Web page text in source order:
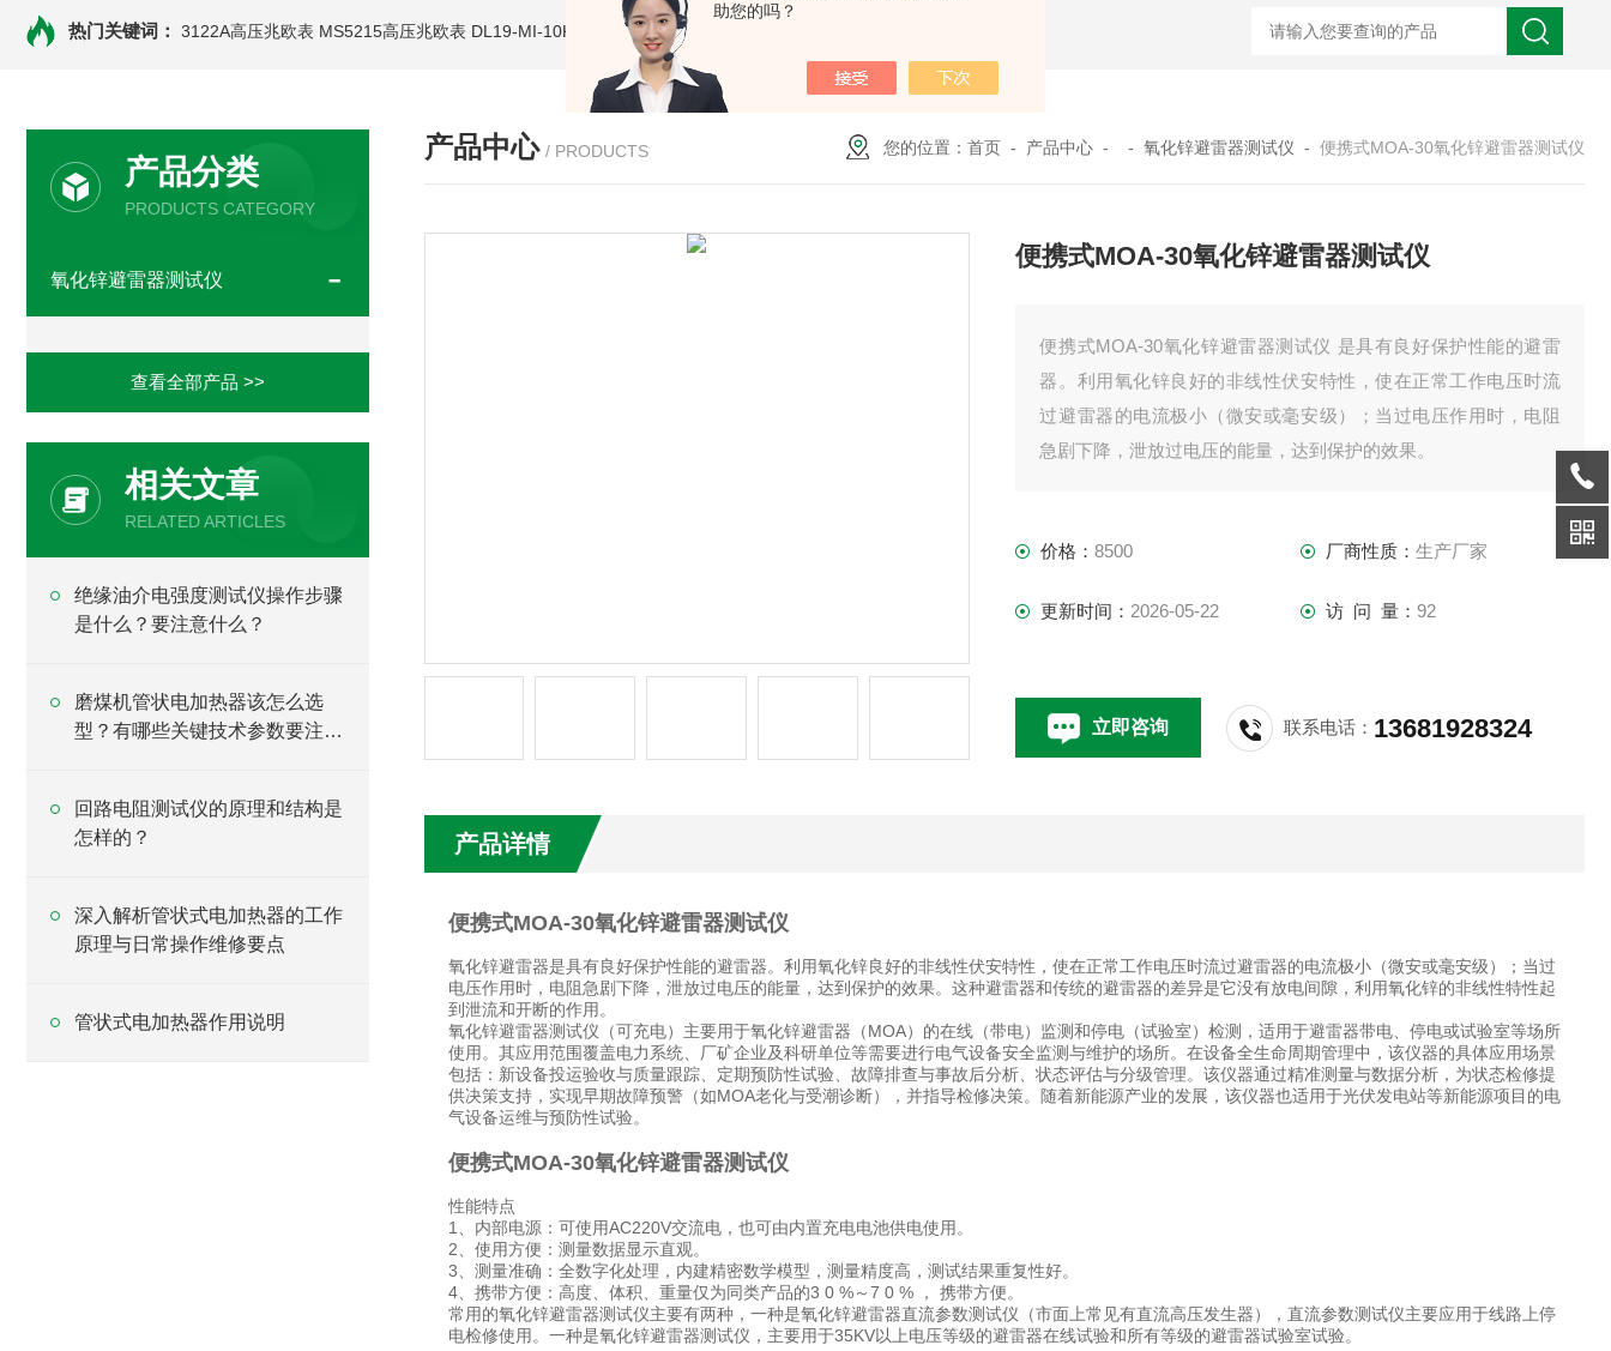
助您的吗？
热门关键词： 3122A高压兆欧表 MS5215高压兆欧表 DL19-MI-10KVe 高压兆欧表 5000V数字高压兆欧表 GM-5KV-20KV型可调高压兆欧表GM-5KV-20KV nl3203型
产品分类
PRODUCTS CATEGORY
氧化锌避雷器测试仪
查看全部产品 >>
相关文章
RELATED ARTICLES
绝缘油介电强度测试仪操作步骤
是什么？要注意什么？
磨煤机管状电加热器该怎么选
型？有哪些关键技术参数要注
回路电阻测试仪的原理和结构是
怎样的？
深入解析管状式电加热器的工作
原理与日常操作维修要点
管状式电加热器作用说明
产品中心 / PRODUCTS 您的位置： 首页 - 产品中心 - - 氧化锌避雷器测试仪 - 便携式MOA-30氧化锌避雷器测试仪
便携式MOA-30氧化锌避雷器测试仪
便携式MOA-30氧化锌避雷器测试仪 是具有良好保护性能的避雷
器。利用氧化锌良好的非线性伏安特性，使在正常工作电压时流
过避雷器的电流极小（微安或毫安级）；当过电压作用时，电阻
急剧下降，泄放过电压的能量，达到保护的效果。
价格：8500 厂商性质： 生产厂家
更新时间： 2026-05-22 访 问 量： 92
立即咨询 联系电话： 13681928324
产品详情
便携式MOA-30氧化锌避雷器测试仪
氧化锌避雷器是具有良好保护性能的避雷器。利用氧化锌良好的非线性伏安特性，使在正常工作电压时流过避雷器的电流极小（微安或毫安级）；当过
电压作用时，电阻急剧下降，泄放过电压的能量，达到保护的效果。这种避雷器和传统的避雷器的差异是它没有放电间隙，利用氧化锌的非线性特性起
到泄流和开断的作用。
氧化锌避雷器测试仪（可充电）主要用于氧化锌避雷器（MOA）的在线（带电）监测和停电（试验室）检测，适用于避雷器带电、停电或试验室等场所
使用。其应用范围覆盖电力系统、厂矿企业及科研单位等需要进行电气设备安全监测与维护的场所。在设备全生命周期管理中，该仪器的具体应用场景
包括：新设备投运验收与质量跟踪、定期预防性试验、故障排查与事故后分析、状态评估与分级管理。该仪器通过精准测量与数据分析，为状态检修提
供决策支持，实现早期故障预警（如MOA老化与受潮诊断），并指导检修决策。随着新能源产业的发展，该仪器也适用于光伏发电站等新能源项目的电
气设备运维与预防性试验。
便携式MOA-30氧化锌避雷器测试仪
性能特点
1、内部电源：可使用AC220V交流电，也可由内置充电电池供电使用。
2、使用方便：测量数据显示直观。
3、测量准确：全数字化处理，内建精密数学模型，测量精度高，测试结果重复性好。
4、携带方便：高度、体积、重量仅为同类产品的3 0 %～7 0 % ， 携带方便。
常用的氧化锌避雷器测试仪主要有两种，一种是氧化锌避雷器直流参数测试仪（市面上常见有直流高压发生器），直流参数测试仪主要应用于线路上停
电检修使用。一种是氧化锌避雷器测试仪，主要用于35KV以上电压等级的避雷器在线试验和所有等级的避雷器试验室试验。